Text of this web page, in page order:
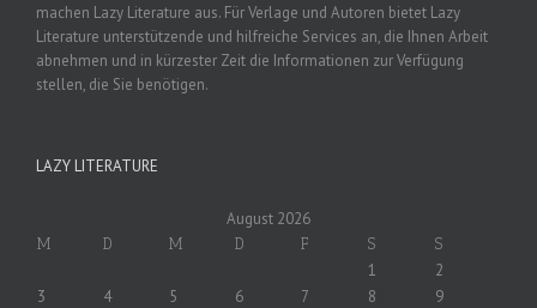
machen Lazy Literature aus. Für Verlage und Autoren bietet Lazy
Literature unterstützende und hilfreiche Services an, die Ihnen Arbeit
abnehmen und in kürzester Zeit die Informationen zur Verfügung
stellen, die Sie benötigen.
LAZY LITERATURE
August 2026
M D M D F S S
1
2
3
4 5 6 7 8
9